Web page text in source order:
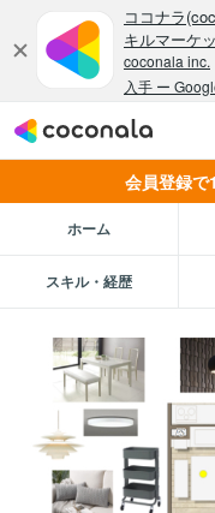
会員登録で
ホーム
スキル・経歴